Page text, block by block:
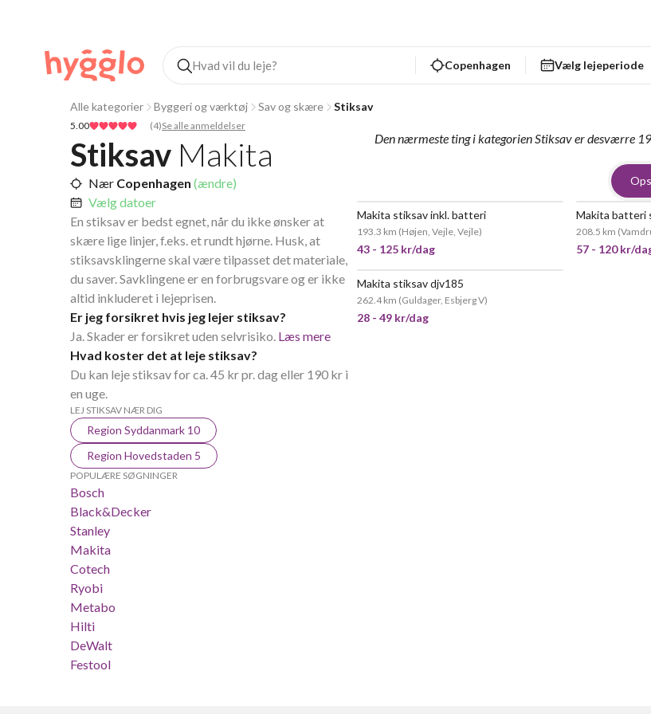
Copenhagen Vælg lejeperiode
Alle kategorier Byggeri og værktøj Sav og skære Stiksav
5.00 (4)Se alle anmeldelser
Stiksav Makita
Nær Copenhagen (ændre)
Vælg datoer
En stiksav er bedst egnet, når du ikke ønsker at
skære lige linjer, f.eks. et rundt hjørne. Husk, at
stiksavsklingerne skal være tilpasset det materiale,
du saver. Savklingene er en forbrugsvare og er ikke
altid inkluderet i lejeprisen.
Er jeg forsikret hvis jeg lejer stiksav?
Ja. Skader er forsikret uden selvrisiko. Læs mere
Hvad koster det at leje stiksav?
Du kan leje stiksav for ca. 45 kr pr. dag eller 190 kr i
en uge.
LEJ STIKSAV NÆR DIG
Region Syddanmark 10
Region Hovedstaden 5
POPULÆRE SØGNINGER
Bosch
Black&Decker
Stanley
Makita
Cotech
Ryobi
Metabo
Hilti
DeWalt
Festool
Den nærmeste ting i kategorien Stiksav er desværre
Makita stiksav inkl. batteri
193.3 km (Højen, Vejle, Vejle)
43 - 125 kr/dag
Makita batteri
208.5 km (
57 - 120 kr/
Makita stiksav djv185
262.4 km (Guldager, Esbjerg V)
28 - 49 kr/dag